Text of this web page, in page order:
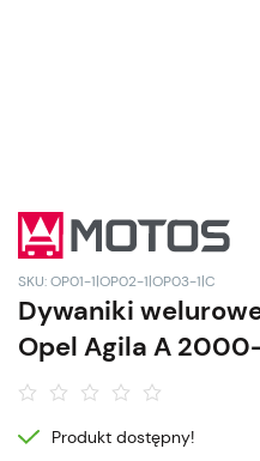
SKU: OP01-1|OP02-1|OP03-1|C
Dywaniki
Opel Agila A
Produkt dostępny!